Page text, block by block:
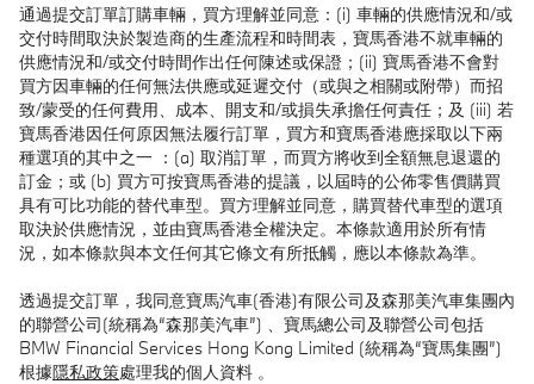
通過提交訂單訂購車輛，買方理解並同意：(i) 車輛的供應情況和/或
交付時間取決於製造商的生產流程和時間表，寶馬香港不就車輛的
供應情況和/或交付時間作出任何陳述或保證；(ii) 寶馬香港不會對
買方因車輛的任何無法供應或延遲交付（或與之相關或附帶）而招
致/蒙受的任何費用、成本、開支和/或損失承擔任何責任；及 (iii) 若
寶馬香港因任何原因無法履行訂單，買方和寶馬香港應採取以下兩
種選項的其中之一 ：(a) 取消訂單，而買方將收到全額無息退還的
訂金；或 (b) 買方可按寶馬香港的提議，以屆時的公佈零售價購買
具有可比功能的替代車型。買方理解並同意，購買替代車型的選項
取決於供應情況，並由寶馬香港全權決定。本條款適用於所有情
況，如本條款與本文任何其它條文有所抵觸，應以本條款為準。
透過提交訂單，我同意寶馬汽車(香港)有限公司及森那美汽車集團內
的聯營公司(統稱為“森那美汽車”) 、寶馬總公司及聯營公司包括
BMW Financial Services Hong Kong Limited (統稱為“寶馬集團”)
根據隱私政策處理我的個人資料 。